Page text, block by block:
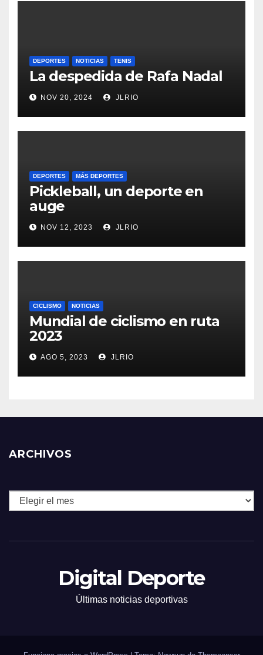
DEPORTES NOTICIAS TENIS
La despedida de Rafa Nadal
NOV 20, 2024 JLRIO
DEPORTES MÁS DEPORTES
Pickleball, un deporte en
auge
NOV 12, 2023 JLRIO
CICLISMO NOTICIAS
Mundial de ciclismo en ruta
2023
AGO 5, 2023 JLRIO
ARCHIVOS
Archivos
Digital Deporte
Últimas noticias deportivas